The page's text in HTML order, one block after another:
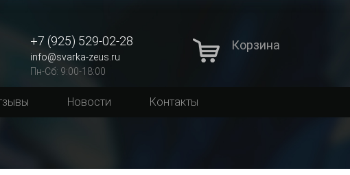
+7 (925) 529-02-28
info@svarka-zeus.ru
Пн-Сб: 9:00-18:00
Корзина
Новости Контакты